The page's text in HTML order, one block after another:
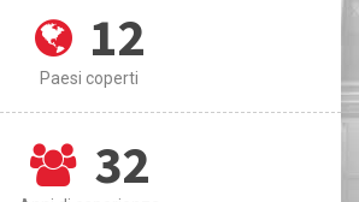
12
Paesi coperti
32